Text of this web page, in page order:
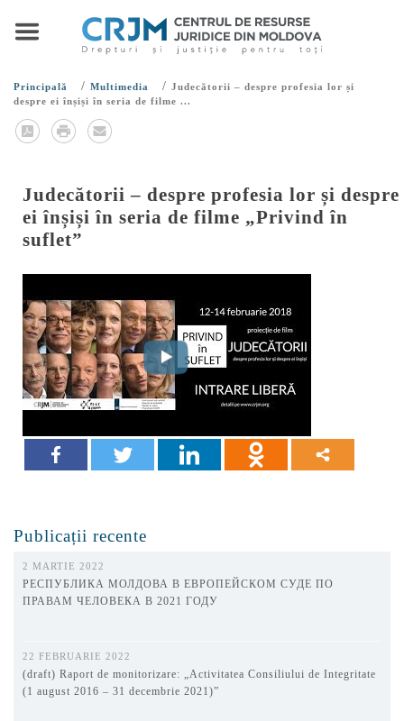
Principală / Multimedia / Judecătorii – despre profesia lor și
despre ei înșiși în seria de filme ...
Judecătorii – despre profesia lor și despre
ei înșiși în seria de filme „Privind în
suflet”
Publicații recente
2 MARTIE 2022
РЕСПУБЛИКА МОЛДОВА В ЕВРОПЕЙСКОМ СУДЕ ПО
ПРАВАМ ЧЕЛОВЕКА В 2021 ГОДУ
22 FEBRUARIE 2022
(draft) Raport de monitorizare: „Activitatea Consiliului de Integritate
(1 august 2016 – 31 decembrie 2021)”